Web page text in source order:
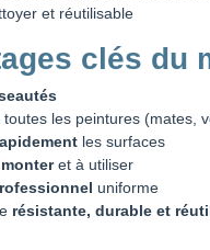
et réutilisable
clés du
toutes les peintures (mates,
les surfaces
et à utiliser
uniforme
résistante, durable et